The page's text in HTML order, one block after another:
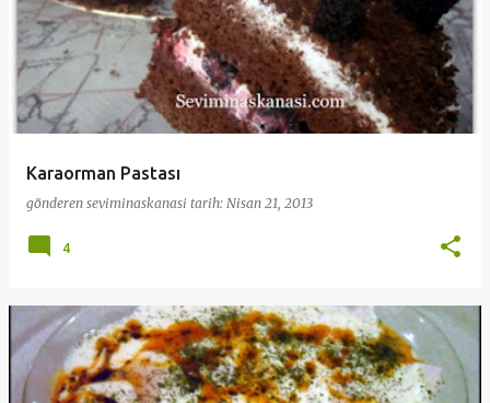
Karaorman Pastası
gönderen seviminaskanasi tarih: Nisan 21, 2013
4